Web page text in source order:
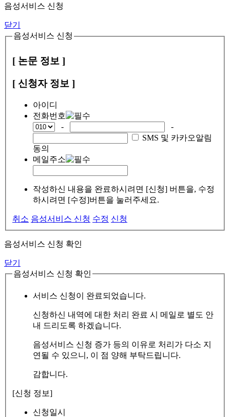
음성서비스 신청
닫기
음성서비스 신청
[ 논문 정보 ]
[ 신청자 정보 ]
아이디
전화번호
-
-
SMS 및 카카오알림
동의
메일주소
작성하신 내용을 완료하시려면 [신청] 버튼을, 수정
하시려면 [수정]버튼을 눌러주세요.
취소 음성서비스 신청 수정 신청
음성서비스 신청 확인
닫기
음성서비스 신청 확인
서비스 신청이 완료되었습니다.
신청하신 내역에 대한 처리 완료 시 메일로 별도 안
내 드리도록 하겠습니다.
음성서비스 신청 증가 등의 이유로 처리가 다소 지
연될 수 있으니, 이 점 양해 부탁드립니다.
감합니다.
[신청 정보]
신청일시